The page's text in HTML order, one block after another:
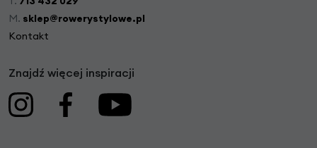
M. sklep@rowerystylowe.pl
Kontakt
Znajdź więcej inspiracji